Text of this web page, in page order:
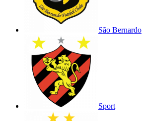
São Bernardo
Sport